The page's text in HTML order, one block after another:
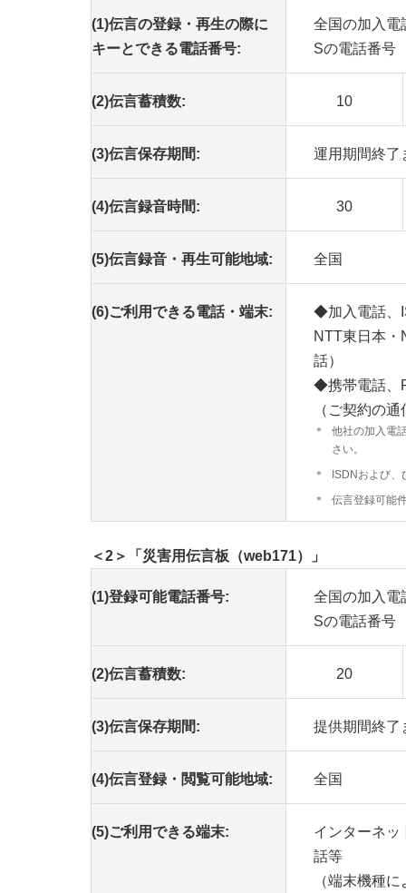
(1)伝言の登録・再生の際に
キーとできる電話番号:
全国の加入電
Sの電話番号
(2)伝言蓄積数: 10
(3)伝言保存期間: 運用期間終了
(4)伝言録音時間: 30
(5)伝言録音・再生可能地域: 全国
(6)ご利用できる電話・端末:
◆加入電話、
NTT東日本・
話）
◆携帯電話、
（ご契約の
＊
他社の加入電
さい。
＊
ISDNおよび
＊
伝言登録可能
＜2＞「災害用伝言板（web171）」
(1)登録可能電話番号:
全国の加入電
Sの電話番号
(2)伝言蓄積数: 20
(3)伝言保存期間: 提供期間終了
(4)伝言登録・閲覧可能地域: 全国
(5)ご利用できる端末:
インターネッ
話等
（端末機種